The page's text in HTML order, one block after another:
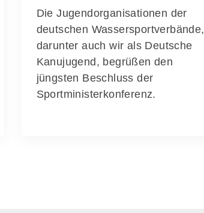
Die Jugendorganisationen der
deutschen Wassersportverbände,
darunter auch wir als Deutsche
Kanujugend, begrüßen den
jüngsten Beschluss der
Sportministerkonferenz.